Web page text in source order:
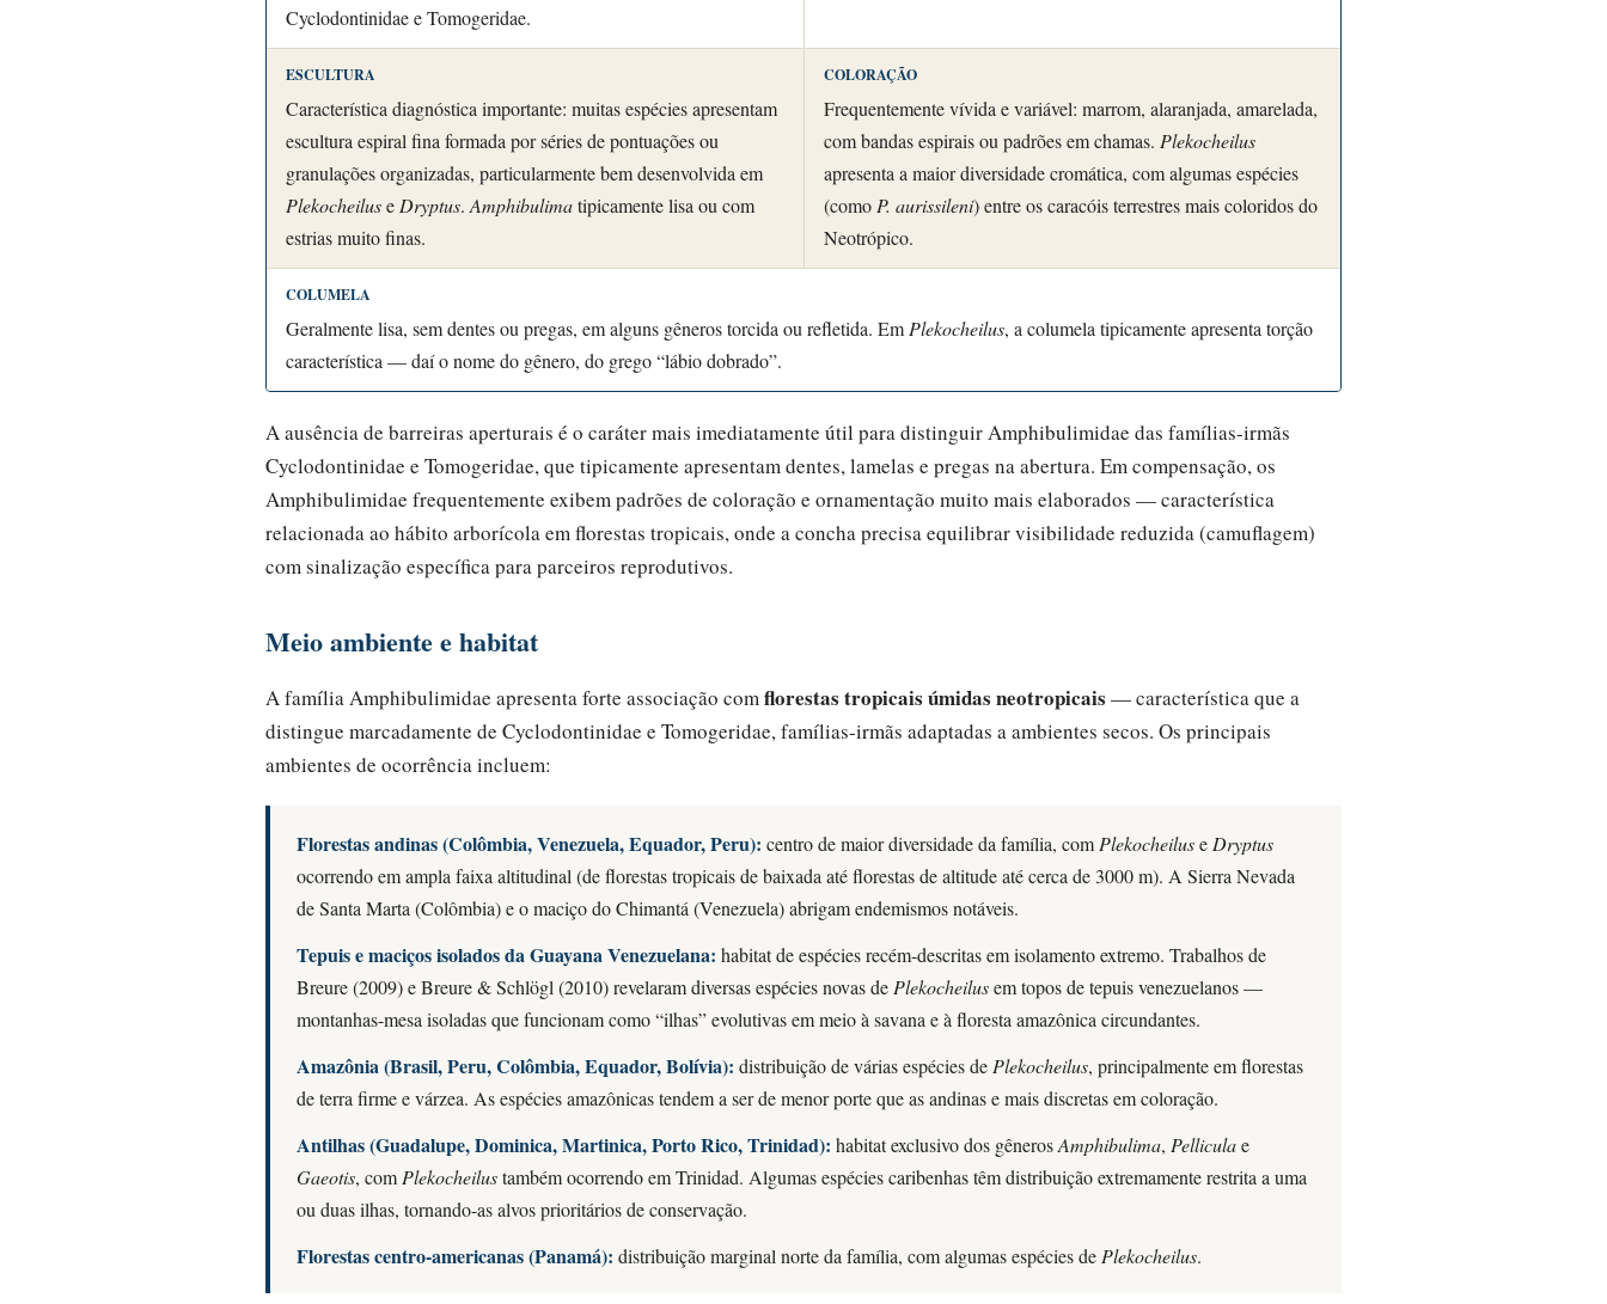
Cyclodontinidae e Tomogeridae.
ESCULTURA
Característica diagnóstica importante: muitas espécies apresentam
escultura espiral fina formada por séries de pontuações ou
granulações organizadas, particularmente bem desenvolvida em
Plekocheiluse Dryptus. Amphibulimatipicamente lisa ou com
estrias muito finas.
COLORAÇÃO
Frequentemente vívida e variável: marrom, alaranjada, amarelada,
com bandas espirais ou padrões em chamas. Plekocheilus
apresenta a maior diversidade cromática, com algumas espécies
(como P. aurissileni) entre os caracóis terrestres mais coloridos do
Neotrópico.
COLUMELA
Geralmente lisa, sem dentes ou pregas, em alguns gêneros torcida ou refletida. Em Plekocheilus, a columela tipicamente apresenta torção
característica — daí o nome do gênero, do grego “lábio dobrado”.
A ausência de barreiras aperturais é o caráter mais imediatamente útil para distinguir Amphibulimidae das famílias-irmãs
Cyclodontinidae e Tomogeridae, que tipicamente apresentam dentes, lamelas e pregas na abertura. Em compensação, os
Amphibulimidae frequentemente exibem padrões de coloração e ornamentação muito mais elaborados — característica
relacionada ao hábito arborícola em florestas tropicais, onde a concha precisa equilibrar visibilidade reduzida (camuflagem)
com sinalização específica para parceiros reprodutivos.
Meio ambiente e habitat
A família Amphibulimidae apresenta forte associação comflorestas tropicais úmidas neotropicais — característica que a
distingue marcadamente de Cyclodontinidae e Tomogeridae, famílias-irmãs adaptadas a ambientes secos. Os principais
ambientes de ocorrência incluem:
Florestas andinas (Colômbia, Venezuela, Equador, Peru): centro de maior diversidade da família, com Plekocheiluse Dryptus
ocorrendo em ampla faixa altitudinal (de florestas tropicais de baixada até florestas de altitude até cerca de 3000 m). A Sierra Nevada
de Santa Marta (Colômbia) e o maciço do Chimantá (Venezuela) abrigam endemismos notáveis.
Tepuis e maciços isolados da Guayana Venezuelana: habitat de espécies recém-descritas em isolamento extremo. Trabalhos de
Breure (2009) e Breure & Schlögl (2010) revelaram diversas espécies novas de Plekocheilusem topos de tepuis venezuelanos —
montanhas-mesa isoladas que funcionam como “ilhas” evolutivas em meio à savana e à floresta amazônica circundantes.
Amazônia (Brasil, Peru, Colômbia, Equador, Bolívia): distribuição de várias espécies de Plekocheilus, principalmente em florestas
de terra firme e várzea. As espécies amazônicas tendem a ser de menor porte que as andinas e mais discretas em coloração.
Antilhas (Guadalupe, Dominica, Martinica, Porto Rico, Trinidad): habitat exclusivo dos gênerosAmphibulima, Pelliculae
Gaeotis, com Plekocheilustambém ocorrendo em Trinidad. Algumas espécies caribenhas têm distribuição extremamente restrita a uma
ou duas ilhas, tornando-as alvos prioritários de conservação.
Florestas centro-americanas (Panamá): distribuição marginal norte da família, com algumas espécies de Plekocheilus.